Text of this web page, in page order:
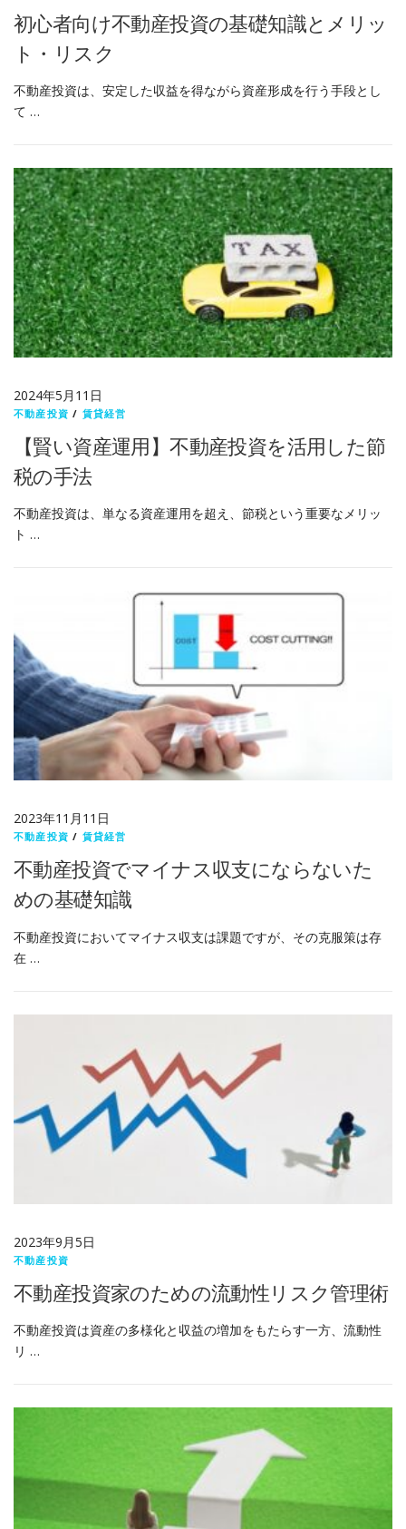
初心者向け不動産投資の基礎知識とメリッ
ト・リスク
不動産投資は、安定した収益を得ながら資産形成を行う手段とし
て …
2024年5月11日
不動産投資 / 賃貸経営
【賢い資産運用】不動産投資を活用した節
税の手法
不動産投資は、単なる資産運用を超え、節税という重要なメリッ
ト …
2023年11月11日
不動産投資 / 賃貸経営
不動産投資でマイナス収支にならないた
めの基礎知識
不動産投資においてマイナス収支は課題ですが、その克服策は存
在 …
2023年9月5日
不動産投資
不動産投資家のための流動性リスク管理術
不動産投資は資産の多様化と収益の増加をもたらす一方、流動性
リ …